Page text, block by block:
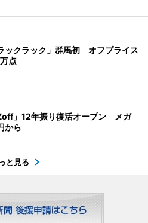
ックラック」群馬初 オフプライス
点
」12年振り復活オープン メガ
から
と見る